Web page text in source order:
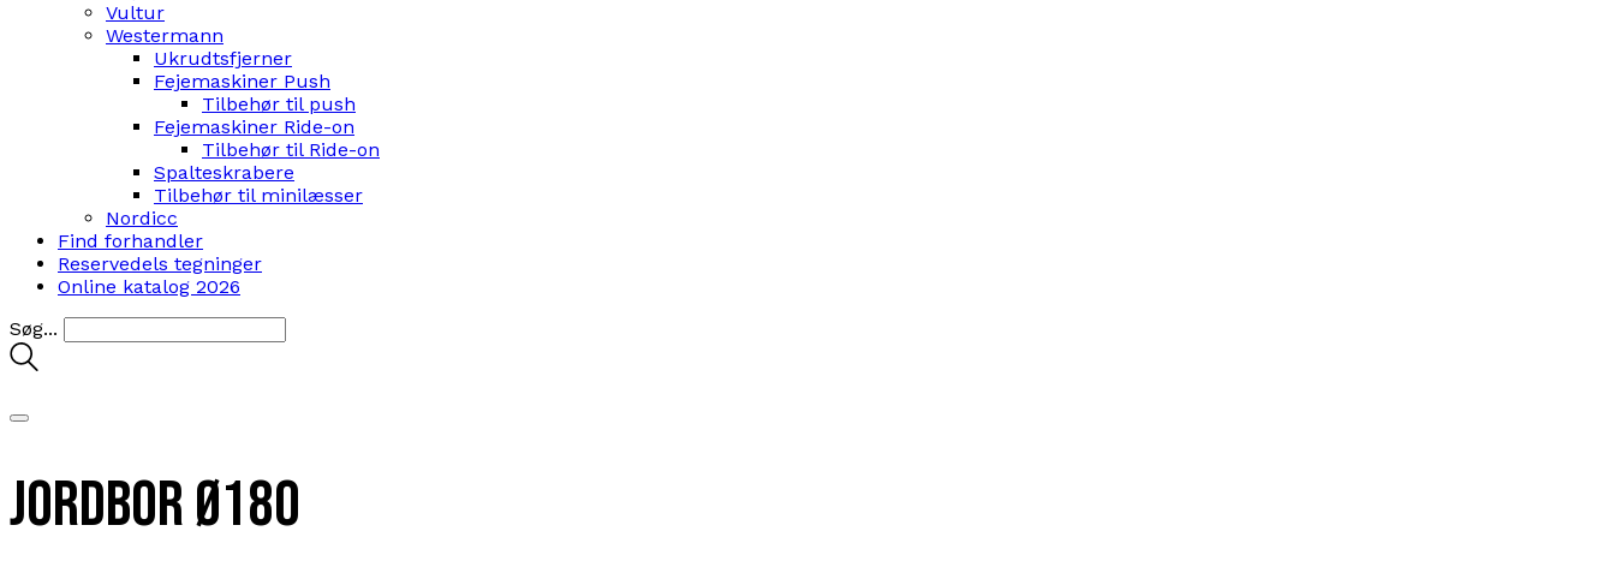
Vultur
Westermann
Ukrudtsfjerner
Fejemaskiner Push
Tilbehør til push
Fejemaskiner Ride-on
Tilbehør til Ride-on
Spalteskrabere
Tilbehør til minilæsser
Nordicc
Find forhandler
Reservedels tegninger
Online katalog 2026
Søg...
Jordbor Ø180